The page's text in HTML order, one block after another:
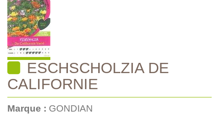
ESCHSCHOLZIA DE
CALIFORNIE
Marque : GONDIAN